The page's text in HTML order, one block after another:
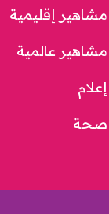
مشاهير إقليمية
مشاهير عالمية
إعلام
صحة